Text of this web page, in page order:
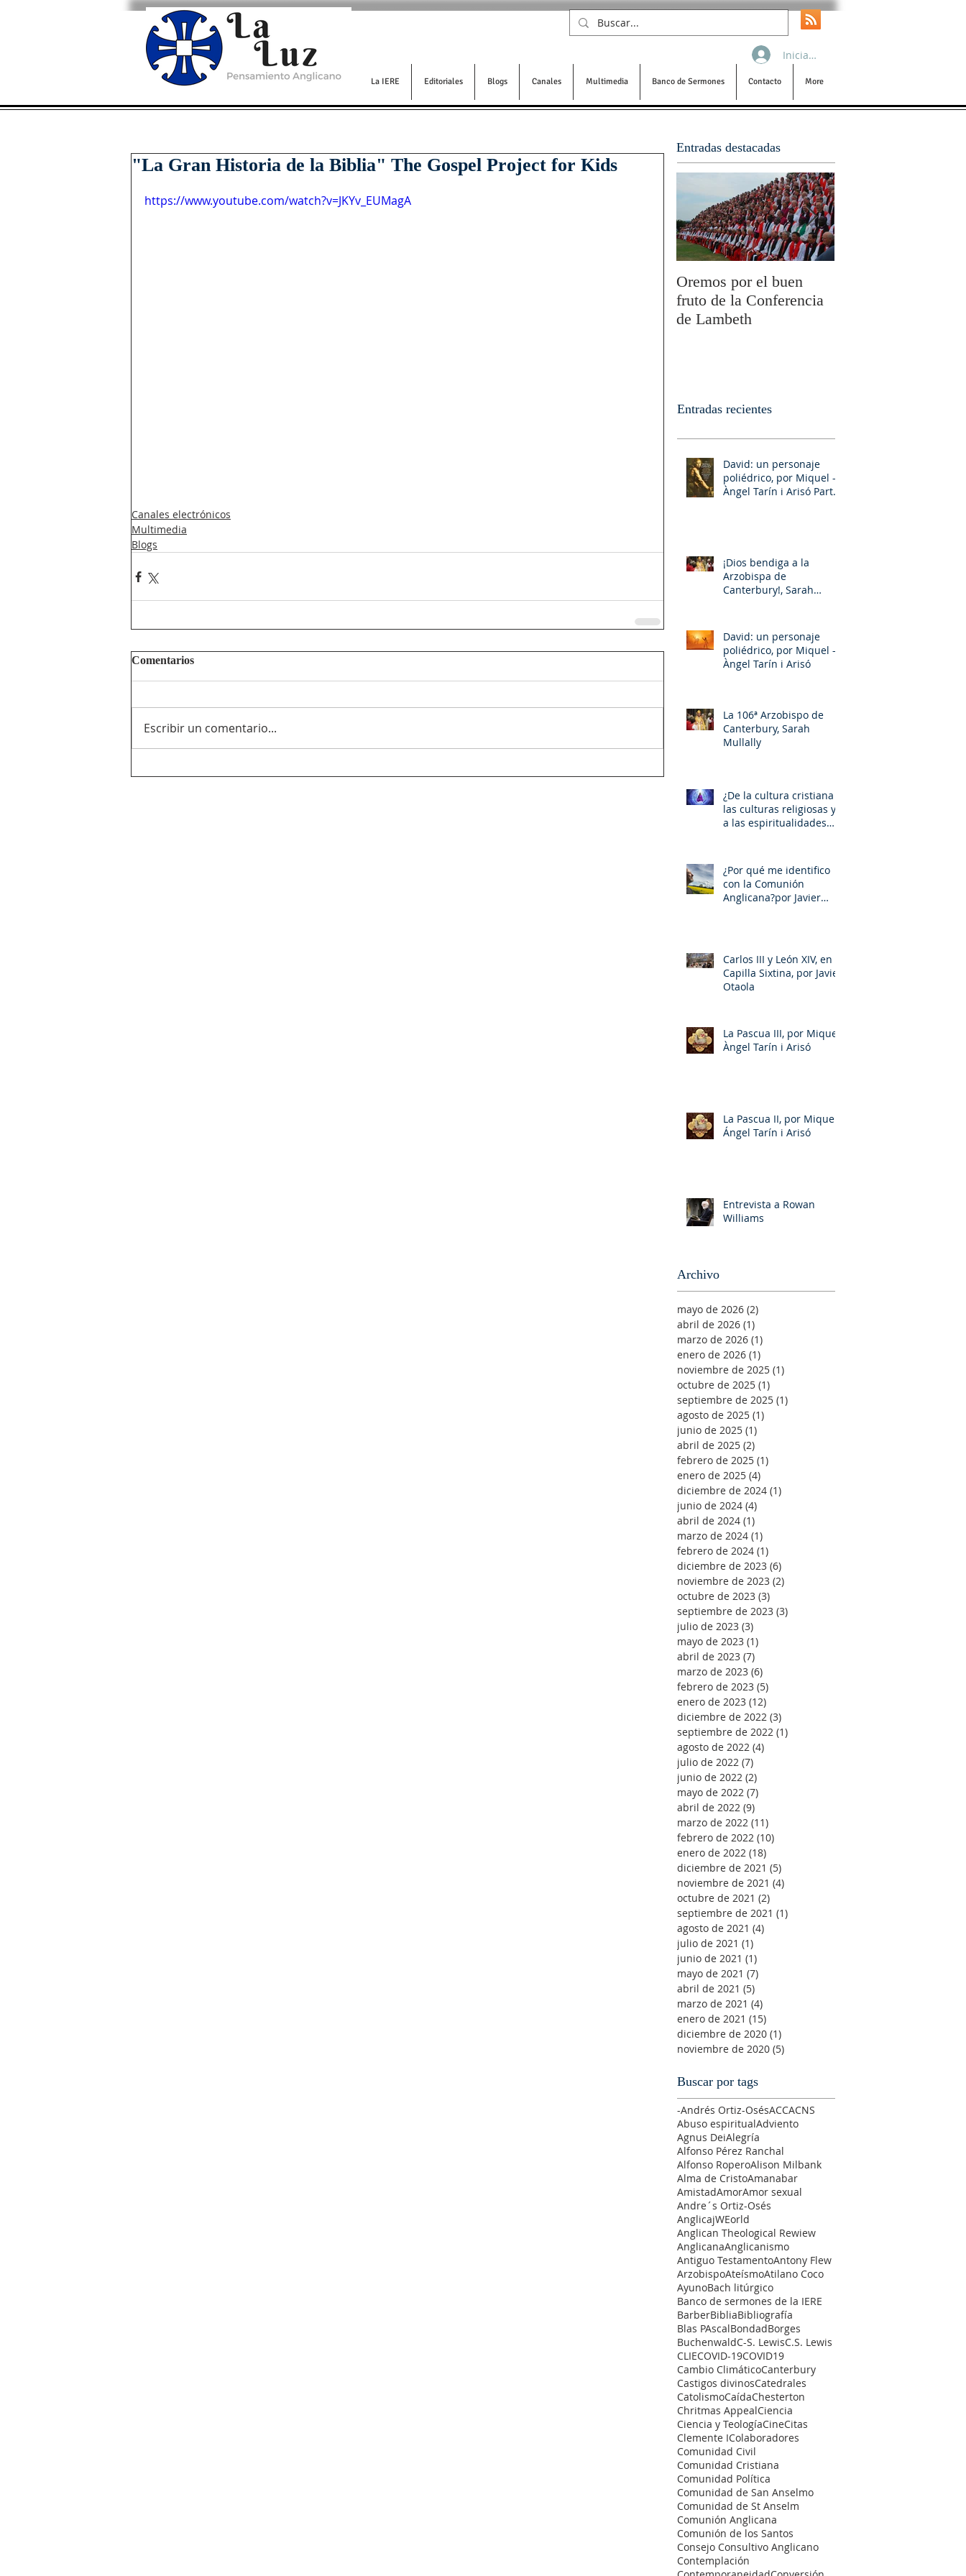
La IERE Editoriales Blogs Canales Multimedia Banco de Sermones Contacto More
Iniciar sesión
"La Gran Historia de la Biblia" The Gospel Project for Kids
https://www.youtube.com/watch?v=JKYv_EUMagA
Canales electrónicos
Multimedia
Blogs
Comentarios
Escribir un comentario...
Entradas destacadas
Oremos por el buen
fruto de la Conferencia
de Lambeth
Entradas recientes
David: un personaje
poliédrico, por Miquel –
Àngel Tarín i Arisó Parte
¡Dios bendiga a la
Arzobispa de
Canterbury!, Sarah
David: un personaje
poliédrico, por Miquel –
Àngel Tarín i Arisó
La 106ª Arzobispo de
Canterbury, Sarah
Mullally
¿De la cultura cristiana a
las culturas religiosas y
a las espiritualidades
¿Por qué me identifico
con la Comunión
Anglicana?por Javier
Carlos III y León XIV, en la
Capilla Sixtina, por Javier
Otaola
La Pascua III, por Miquel-
Àngel Tarín i Arisó
La Pascua II, por Miquel-
Ángel Tarín i Arisó
Entrevista a Rowan
Williams
Archivo
mayo de 2026 (2)
abril de 2026 (1)
marzo de 2026 (1)
enero de 2026 (1)
noviembre de 2025 (1)
octubre de 2025 (1)
septiembre de 2025 (1)
agosto de 2025 (1)
junio de 2025 (1)
abril de 2025 (2)
febrero de 2025 (1)
enero de 2025 (4)
diciembre de 2024 (1)
junio de 2024 (4)
abril de 2024 (1)
marzo de 2024 (1)
febrero de 2024 (1)
diciembre de 2023 (6)
noviembre de 2023 (2)
octubre de 2023 (3)
septiembre de 2023 (3)
julio de 2023 (3)
mayo de 2023 (1)
abril de 2023 (7)
marzo de 2023 (6)
febrero de 2023 (5)
enero de 2023 (12)
diciembre de 2022 (3)
septiembre de 2022 (1)
agosto de 2022 (4)
julio de 2022 (7)
junio de 2022 (2)
mayo de 2022 (7)
abril de 2022 (9)
marzo de 2022 (11)
febrero de 2022 (10)
enero de 2022 (18)
diciembre de 2021 (5)
noviembre de 2021 (4)
octubre de 2021 (2)
septiembre de 2021 (1)
agosto de 2021 (4)
julio de 2021 (1)
junio de 2021 (1)
mayo de 2021 (7)
abril de 2021 (5)
marzo de 2021 (4)
enero de 2021 (15)
diciembre de 2020 (1)
noviembre de 2020 (5)
Buscar por tags
-Andrés Ortiz-OsésACCACNS
Abuso espiritualAdviento
Agnus DeiAlegría
Alfonso Pérez Ranchal
Alfonso RoperoAlison Milbank
Alma de CristoAmanabar
AmistadAmorAmor sexual
Andre´s Ortiz-Osés
AnglicajWEorld
Anglican Theological Rewiew
AnglicanaAnglicanismo
Antiguo TestamentoAntony Flew
ArzobispoAteísmoAtilano Coco
AyunoBach litúrgico
Banco de sermones de la IERE
BarberBibliaBibliografía
Blas PAscalBondadBorges
BuchenwaldC-S. LewisC.S. Lewis
CLIECOVID-19COVID19
Cambio ClimáticoCanterbury
Castigos divinosCatedrales
CatolismoCaídaChesterton
Chritmas AppealCiencia
Ciencia y TeologíaCineCitas
Clemente IColaboradores
Comunidad Civil
Comunidad Cristiana
Comunidad Política
Comunidad de San Anselmo
Comunidad de St Anselm
Comunión Anglicana
Comunión de los Santos
Consejo Consultivo Anglicano
Contemplación